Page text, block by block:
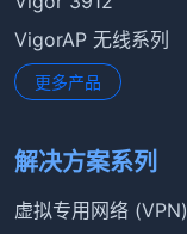
VigorAP 无线系列
更多产品
解决方案系列
虚拟专用网络 (VPN)